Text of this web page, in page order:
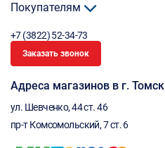
Покупателям
+7 (3822) 52-34-73
Заказать звонок
Адреса магазинов в г. Томск
ул. Шевченко, 44 ст. 46
пр-т Комсомольский, 7 ст. 6